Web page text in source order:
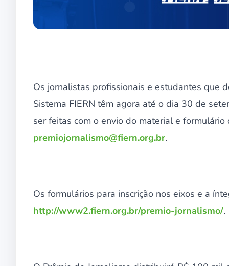
Os jornalistas profissionais e estudantes que
Sistema FIERN têm agora até o dia 30 de
ser feitas com o envio do material e
premiojornalismo@fiern.org.br.
Os formulários para inscrição nos eixos e a
http://www2.fiern.org.br/premio-jornalismo/.